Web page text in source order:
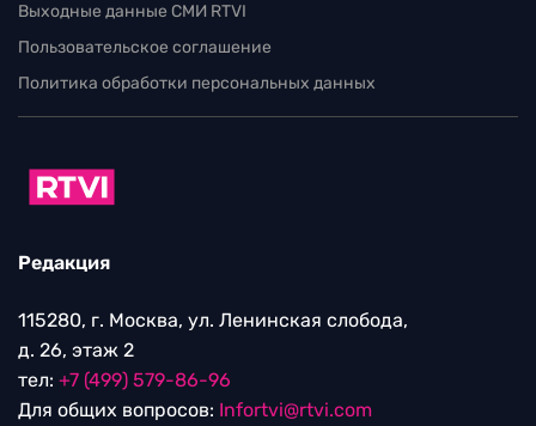
Выходные данные СМИ RTVI
Пользовательское соглашение
Политика обработки персональных данных
Редакция
115280, г. Москва, ул. Ленинская слобода,
д. 26, этаж 2
тел: +7 (499) 579-86-96
Для общих вопросов: Infortvi@rtvi.com